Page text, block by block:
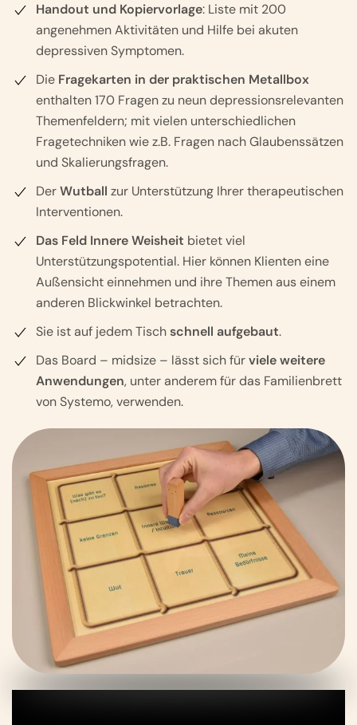
Handout und Kopiervorlage: Liste mit 200
angenehmen Aktivitäten und Hilfe bei akuten
depressiven Symptomen.
Die Fragekarten in der praktischen Metallbox
enthalten 170 Fragen zu neun depressionsrelevanten
Themenfeldern; mit vielen unterschiedlichen
Fragetechniken wie z.B. Fragen nach Glaubenssätzen
und Skalierungsfragen.
DerWutball zur Unterstützung Ihrer therapeutischen
Interventionen.
Das Feld Innere Weisheit bietet viel
Unterstützungspotential. Hier können Klienten eine
Außensicht einnehmen und ihre Themen aus einem
anderen Blickwinkel betrachten.
Sie ist auf jedem Tischschnell aufgebaut.
Das Board – midsize – lässt sich fürviele weitere
Anwendungen, unter anderem für das Familienbrett
von Systemo, verwenden.